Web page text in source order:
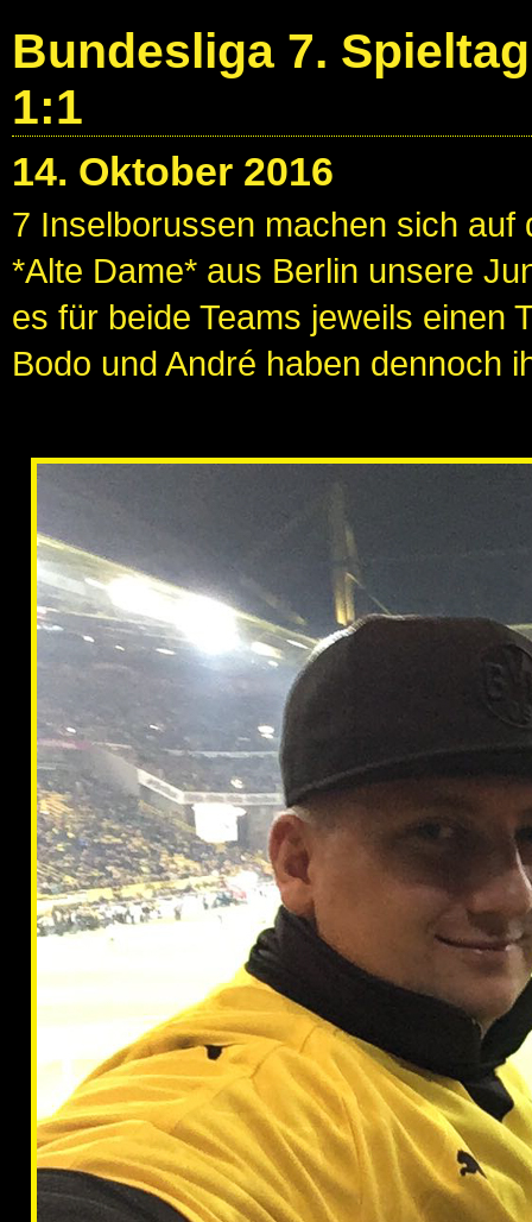
Bundesliga 7.
1:1
14. Oktober 2016
7 Inselborussen machen sich auf
*Alte Dame* aus Berlin unsere
es für beide Teams jeweils einen
Bodo und André haben dennoch